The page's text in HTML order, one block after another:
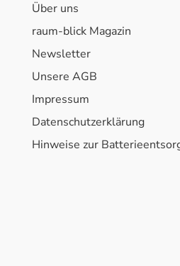
Über uns
raum-blick Magazin
Newsletter
Unsere AGB
Impressum
Datenschutzerklärung
Hinweise zur